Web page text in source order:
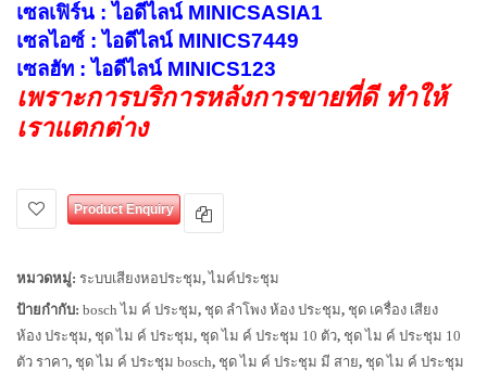
เซลเฟิร์น : ไอดีไลน์ MINICSASIA1
เซลไอซ์ : ไอดีไลน์ MINICS7449
เซลฮัท : ไอดีไลน์ MINICS123
เพราะการบริการหลังการขายที่ดี ทำให้
เราแตกต่าง
Product Enquiry
หมวดหมู่: ระบบเสียงหอประชุม,ไมค์ประชุม
ป้ายกำกับ: bosch ไม ค์ ประชุม, ชุด ลำโพง ห้อง ประชุม, ชุด เครื่อง เสียง
ห้อง ประชุม, ชุด ไม ค์ ประชุม, ชุด ไม ค์ ประชุม 10 ตัว, ชุด ไม ค์ ประชุม 10
ตัว ราคา, ชุด ไม ค์ ประชุม bosch, ชุด ไม ค์ ประชุม มี สาย, ชุด ไม ค์ ประชุม